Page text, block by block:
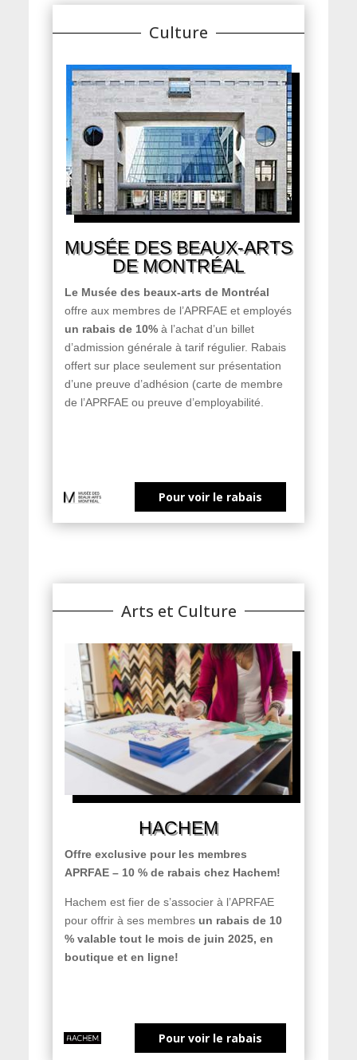
Culture
MUSÉE DES BEAUX-ARTS
DE MONTRÉAL
Le Musée des beaux-arts de Montréal
offre aux membres de l’APRFAE et employés
un rabais de 10%à l’achat d’un billet
d’admission générale à tarif régulier. Rabais
offert sur place seulement sur présentation
d’une preuve d’adhésion (carte de membre
de l’APRFAE ou preuve d’employabilité.
Pour voir le rabais
Arts et Culture
HACHEM
Offre exclusive pour les membres
APRFAE – 10 % de rabais chez Hachem!
Hachem est fier de s’associer à l’APRFAE
pour offrir à ses membres un rabais de 10
% valable tout le mois de juin 2025, en
boutique et en ligne!
Pour voir le rabais